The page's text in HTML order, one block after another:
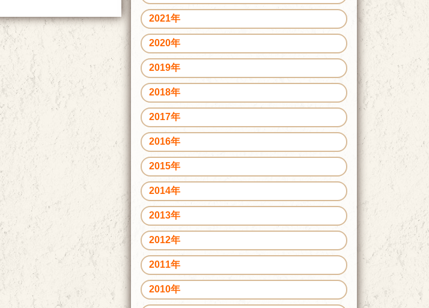
2021年
2020年
2019年
2018年
2017年
2016年
2015年
2014年
2013年
2012年
2011年
2010年